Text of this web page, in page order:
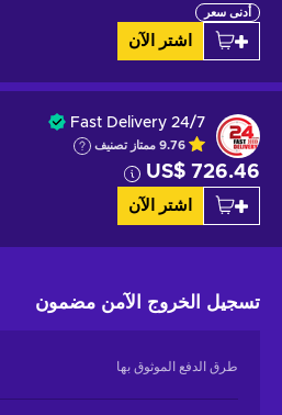
أدنى سعر
اشتر الآن
Fast Delivery 24/7
9.76 ممتاز تصنيف
US$ 726.46
اشتر الآن
تسجيل الخروج الآمن مضمون
طرق الدفع الموثوق بها